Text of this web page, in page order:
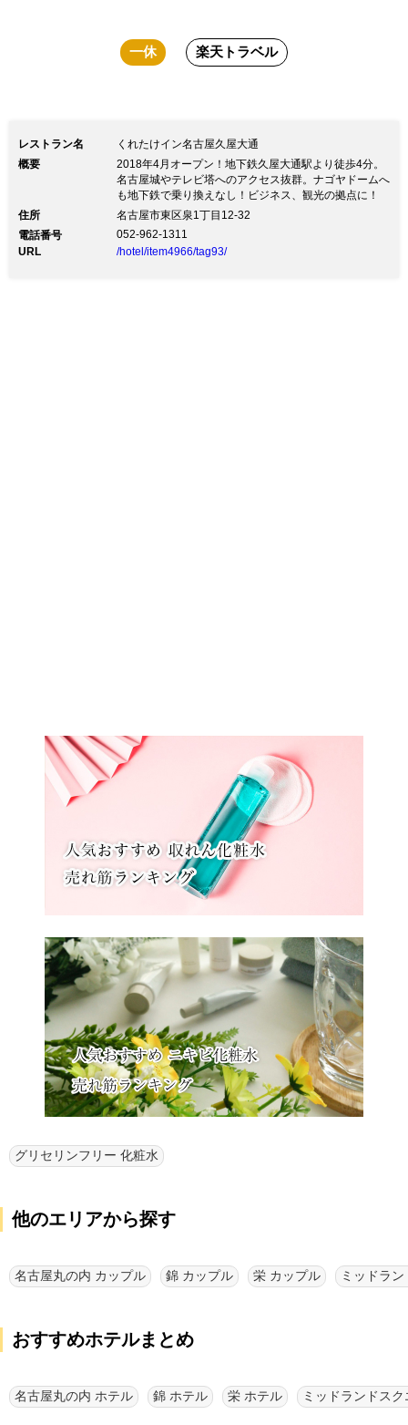
一休 楽天トラベル
レストラン名
くれたけイン名古屋久屋大通
概要
2018年4月オープン！地下鉄久屋大通駅より徒歩4分。
名古屋城やテレビ塔へのアクセス抜群。ナゴヤドームへ
も地下鉄で乗り換えなし！ビジネス、観光の拠点に！
住所
名古屋市東区泉1丁目12-32
電話番号
052-962-1311
URL
/hotel/item4966/tag93/
グリセリンフリー 化粧水
他のエリアから探す
名古屋丸の内 カップル 錦 カップル 栄 カップル
おすすめホテルまとめ
名古屋丸の内 ホテル 錦 ホテル 栄 ホテル